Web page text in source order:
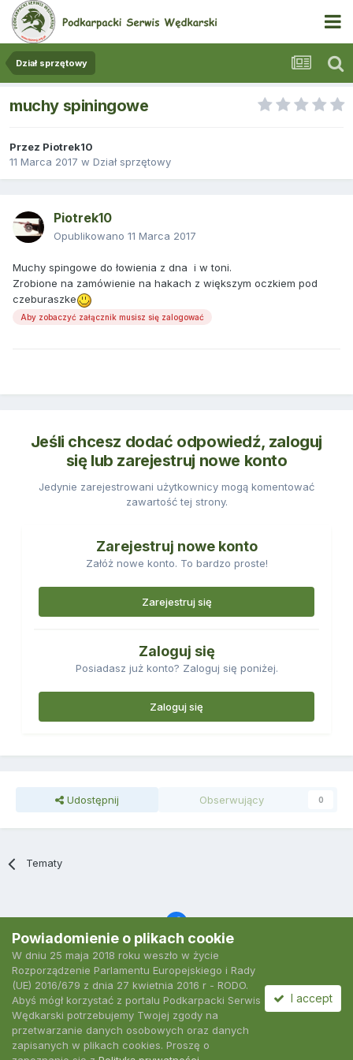
Dział sprzętowy
muchy spiningowe
Przez Piotrek10
11 Marca 2017 w Dział sprzętowy
Piotrek10
Opublikowano 11 Marca 2017
Muchy spingowe do łowienia z dna i w toni.
Zrobione na zamówienie na hakach z większym oczkiem pod
czeburaszke
Aby zobaczyć załącznik musisz się zalogować
Jeśli chcesz dodać odpowiedź, zaloguj
się lub zarejestruj nowe konto
Jedynie zarejestrowani użytkownicy mogą komentować
zawartość tej strony.
Zarejestruj nowe konto
Załóż nowe konto. To bardzo proste!
Zarejestruj się
Zaloguj się
Posiadasz już konto? Zaloguj się poniżej.
Zaloguj się
Udostępnij Obserwujący 0
Tematy
Język Polityka prywatności Kontakt
2007-2026 Podkarpacki Serwis Wędkarski
Powiadomienie o plikach cookie
W dniu 25 maja 2018 roku weszło w życie
Rozporządzenie Parlamentu Europejskiego i Rady
(UE) 2016/679 z dnia 27 kwietnia 2016 r - RODO.
Abyś mógł korzystać z portalu Podkarpacki Serwis
Wędkarski potrzebujemy Twojej zgody na
przetwarzanie danych osobowych oraz danych
zapisanych w plikach cookies. Proszę o
I accept